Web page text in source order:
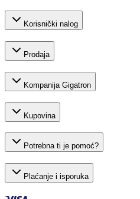
Korisnički nalog
Prodaja
Kompanija Gigatron
Kupovina
Potrebna ti je pomoć?
Plaćanje i isporuka